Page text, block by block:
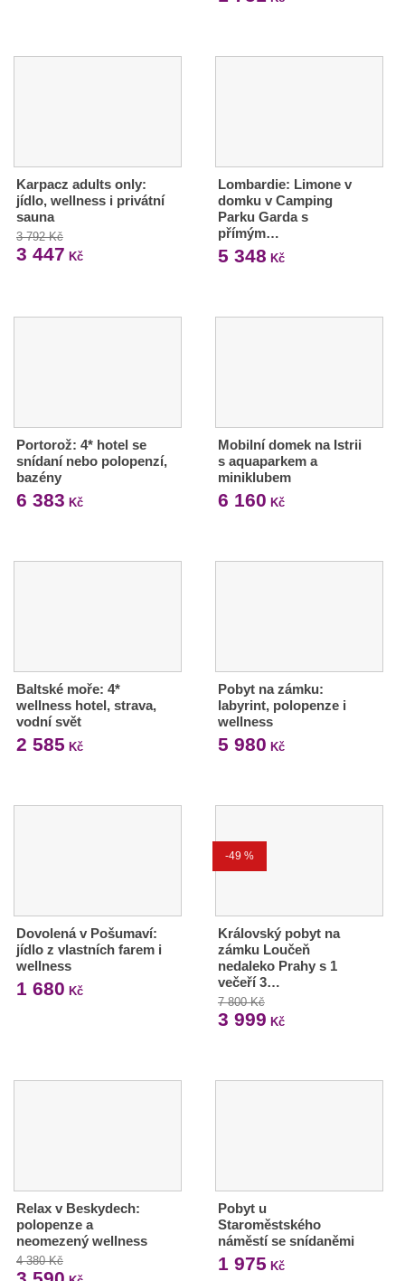
Karpacz adults only:
jídlo, wellness i privátní
sauna
3 792 Kč
3 447 Kč
Lombardie: Limone v
domku v Camping
Parku Garda s
přímým…
5 348 Kč
Portorož: 4* hotel se
snídaní nebo polopenzí,
bazény
6 383 Kč
Mobilní domek na Istrii
s aquaparkem a
miniklubem
6 160 Kč
Baltské moře: 4*
wellness hotel, strava,
vodní svět
2 585 Kč
Pobyt na zámku:
labyrint, polopenze i
wellness
5 980 Kč
Dovolená v Pošumaví:
jídlo z vlastních farem i
wellness
1 680 Kč
-49 %
Královský pobyt na
zámku Loučeň
nedaleko Prahy s 1
večeří 3…
7 800 Kč
3 999 Kč
Relax v Beskydech:
polopenze a
neomezený wellness
4 380 Kč
Pobyt u
Staroměstského
náměstí se snídaněmi
1 975 Kč